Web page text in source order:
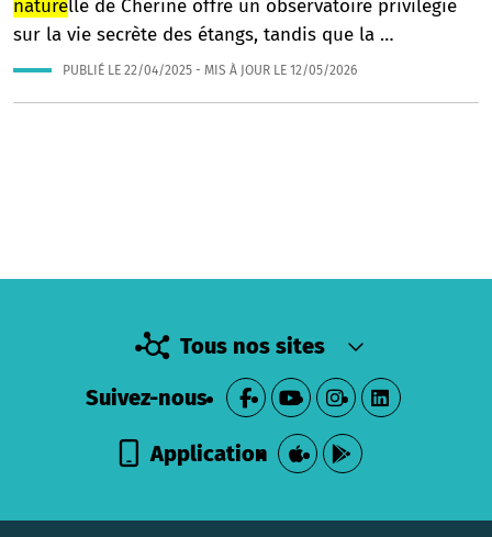
naturelle de Chérine offre un observatoire privilégié
sur la vie secrète des étangs, tandis que la …
PUBLIÉ LE 22/04/2025 - MIS À JOUR LE 12/05/2026
Tous nos sites
Suivez-nous
Application